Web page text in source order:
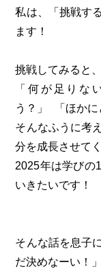
私は、「挑戦す
ます！
挑戦してみると
「何が足りな
う？」 「ほか
そんなふうに考
分を成長させて
2025年は学びの
いきたいです！
そんな話を息子
だ決めなーい！